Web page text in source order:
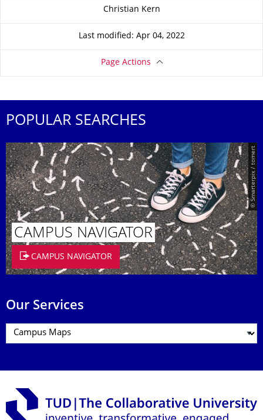
Christian Kern
Last modified: Apr 04, 2022
Page Actions
POPULAR SEARCHES
© Smarterpix / tomert
CAMPUS NAVIGATOR
CAMPUS NAVIGATOR
Our Services